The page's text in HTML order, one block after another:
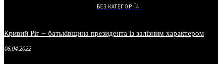
БЕЗ КАТЕГОРІЇ4
Кривий Ріг – батьківщина президента із залізним характером
06.04.2022